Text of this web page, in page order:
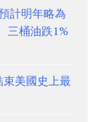
計明年略為
三桶油跌1%
美國史上最